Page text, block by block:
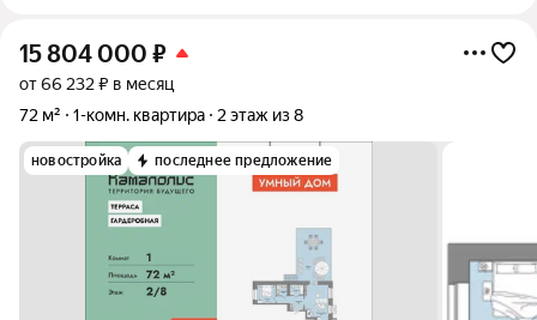
15 804 000 ₽
от 66 232 ₽ в месяц
72 м²
1-комн. квартира 2 этаж из 8
новостройка последнее предложение